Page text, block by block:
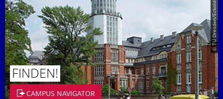
© TU Dresden/Eckold
FINDEN!
CAMPUS NAVIGATOR